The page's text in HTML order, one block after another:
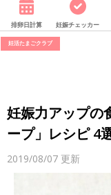
排卵日計算 妊娠チェッカー
妊活たまごクラブ
妊娠力アップの
ープ」レシピ 4
2019/08/07 更新